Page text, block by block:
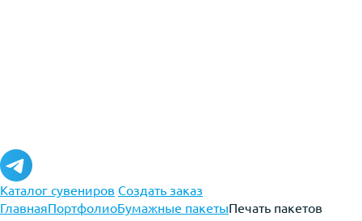
Каталог сувениров Создать заказ
ГлавнаяПортфолиоБумажные пакетыПечать пакетов